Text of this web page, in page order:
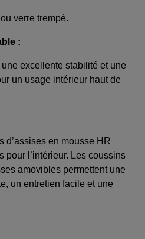
verre trempé.
:
excellente stabilité et une
un usage intérieur haut de
d’assises en mousse HR
pour l’intérieur. Les coussins
amovibles permettent une
un entretien facile et une